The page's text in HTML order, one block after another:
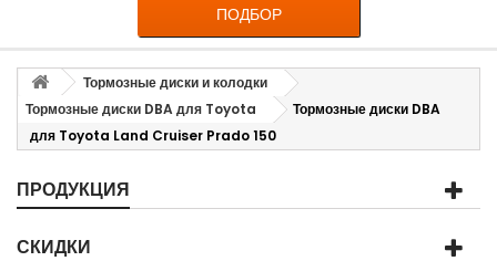
ПОДБОР
Тормозные диски и колодки
Тормозные диски DBA для Toyota
Тормозные диски DBA
для Toyota Land Cruiser Prado 150
ПРОДУКЦИЯ
СКИДКИ